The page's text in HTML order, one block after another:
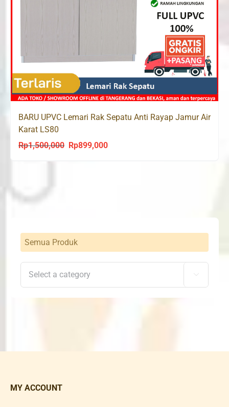
BARU UPVC Lemari Rak Sepatu Anti Rayap Jamur Air
Karat LS80
Rp1,500,000
Original
Rp899,000Current
Semua Produk

MY ACCOUNT